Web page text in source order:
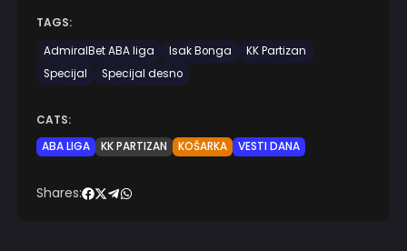
TAGS:
AdmiralBet ABA liga
Isak Bonga
KK Partizan
Specijal
Specijal desno
CATS:
ABA LIGA
KK PARTIZAN KOŠARKA VESTI DANA
Shares: